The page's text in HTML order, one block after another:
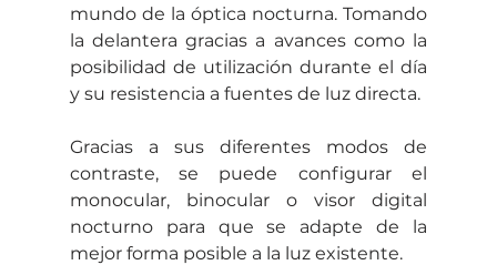
mundo de la óptica nocturna. Tomando
la delantera gracias a avances como la
posibilidad de utilización durante el día
y su resistencia a fuentes de luz directa.
Gracias a sus diferentes modos de
contraste, se puede configurar el
monocular, binocular o visor digital
nocturno para que se adapte de la
mejor forma posible a la luz existente.